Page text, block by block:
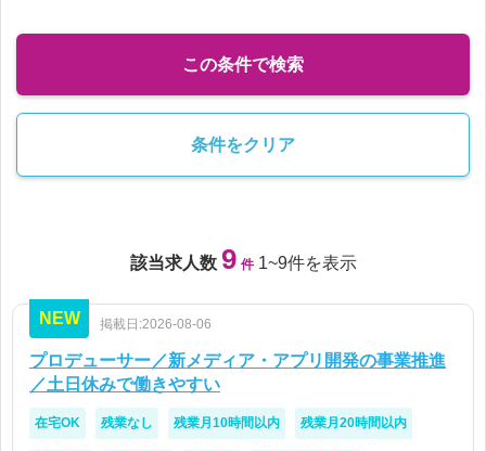
この条件で検索
条件をクリア
該当求人数 9 件 1~9件を表示
NEW 掲載日:2026-08-06
プロデューサー／新メディア・アプリ開発の事業推進
／土日休みで働きやすい
在宅OK 残業なし 残業月10時間以内 残業月20時間以内